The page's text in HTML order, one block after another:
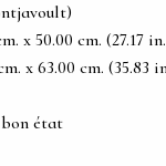
x 50.00 cm. (27.17
x 63.00 cm. (35.83
état